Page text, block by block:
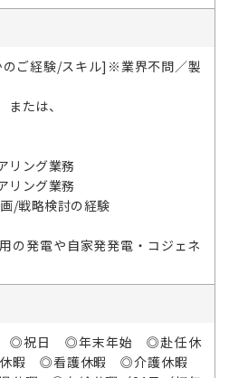
ご経験/スキル]※業界不問／製
たは、
リング業務
リング業務
/戦略検討の経験
の発電や自家発発電・コジェネ
◎祝日 ◎年末年始 ◎赴任休
暇 ◎看護休暇 ◎介護休暇